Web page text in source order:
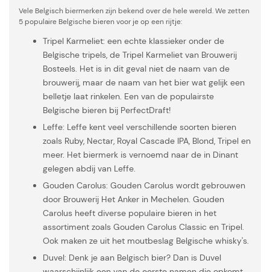
Vele Belgisch biermerken zijn bekend over de hele wereld. We zetten
5 populaire Belgische bieren voor je op een rijtje:
Tripel Karmeliet: een echte klassieker onder de
Belgische tripels, de Tripel Karmeliet van Brouwerij
Bosteels. Het is in dit geval niet de naam van de
brouwerij, maar de naam van het bier wat gelijk een
belletje laat rinkelen. Een van de populairste
Belgische bieren bij PerfectDraft!
Leffe: Leffe kent veel verschillende soorten bieren
zoals Ruby, Nectar, Royal Cascade IPA, Blond, Tripel en
meer. Het biermerk is vernoemd naar de in Dinant
gelegen abdij van Leffe.
Gouden Carolus: Gouden Carolus wordt gebrouwen
door Brouwerij Het Anker in Mechelen. Gouden
Carolus heeft diverse populaire bieren in het
assortiment zoals Gouden Carolus Classic en Tripel.
Ook maken ze uit het moutbeslag Belgische whisky's.
Duvel: Denk je aan Belgisch bier? Dan is Duvel